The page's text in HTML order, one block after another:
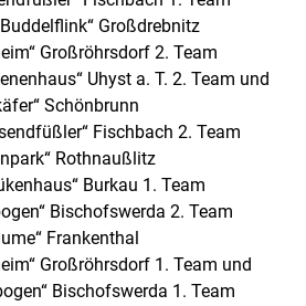
Großdrebnitz
Großröhrsdorf 2. Team
Uhyst a. T. 2. Team und
Schönbrunn
Fischbach 2. Team
Rothnaußlitz
Burkau 1. Team
Bischofswerda 2. Team
Frankenthal
Großröhrsdorf 1. Team und
Bischofswerda 1. Team